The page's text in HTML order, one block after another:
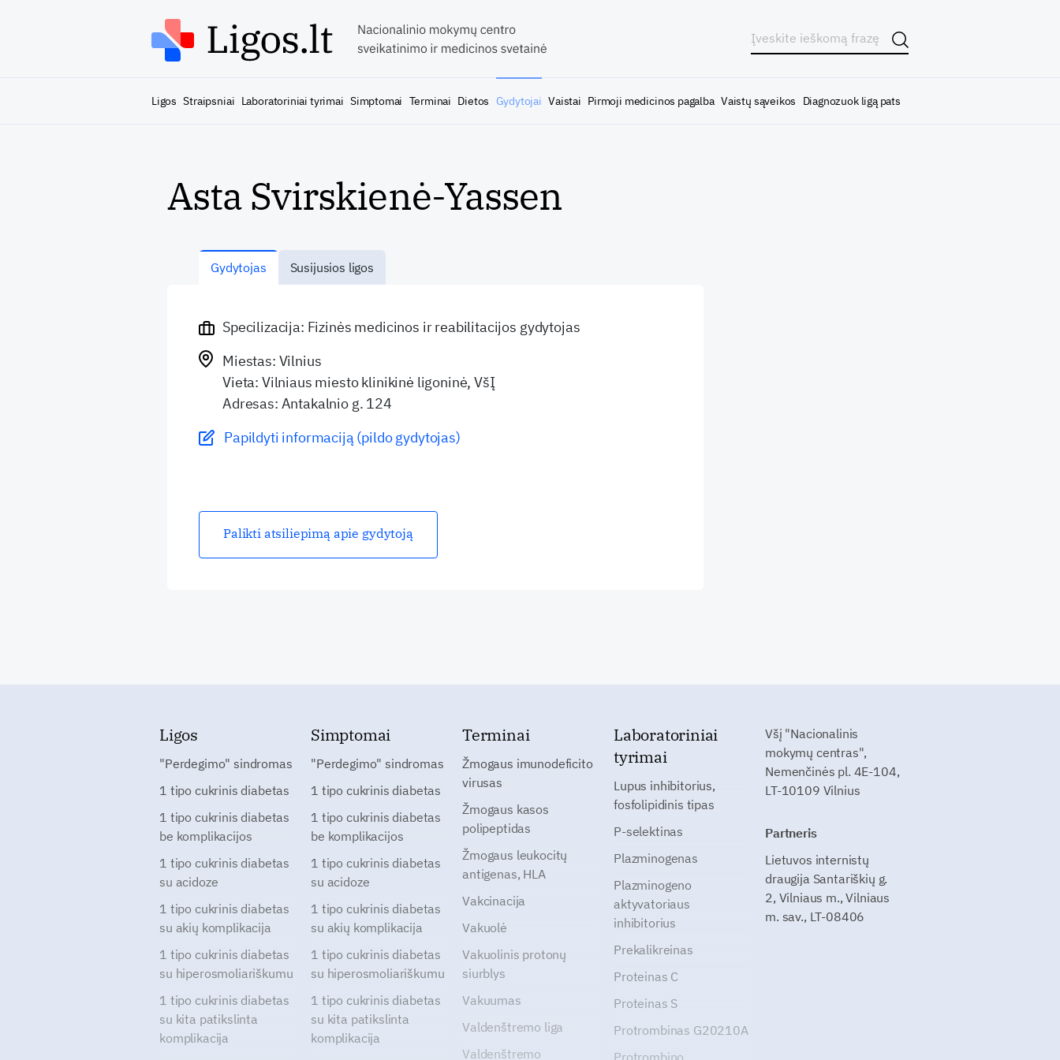
Ligos Straipsniai Laboratoriniai tyrimai Simptomai Terminai Dietos Gydytojai Vaistai Pirmoji medicinos pagalba Vaistų sąveikos Diagnozuok ligą pats
Asta Svirskienė-Yassen
Gydytojas Susijusios ligos
Specilizacija: Fizinės medicinos ir reabilitacijos gydytojas
Miestas: Vilnius
Vieta: Vilniaus miesto klinikinė ligoninė, VšĮ
Adresas: Antakalnio g. 124
Papildyti informaciją (pildo gydytojas)
Palikti atsiliepimą apie gydytoją
Ligos
"Perdegimo" sindromas
1 tipo cukrinis diabetas
1 tipo cukrinis diabetas
be komplikacijos
1 tipo cukrinis diabetas
su acidoze
1 tipo cukrinis diabetas
su akių komplikacija
1 tipo cukrinis diabetas
su hiperosmoliariškumu
1 tipo cukrinis diabetas
su kita patikslinta
komplikacija
Simptomai
"Perdegimo" sindromas
1 tipo cukrinis diabetas
1 tipo cukrinis diabetas
be komplikacijos
1 tipo cukrinis diabetas
su acidoze
1 tipo cukrinis diabetas
su akių komplikacija
1 tipo cukrinis diabetas
su hiperosmoliariškumu
1 tipo cukrinis diabetas
su kita patikslinta
komplikacija
Terminai
Žmogaus imunodeficito
virusas
Žmogaus kasos
polipeptidas
Žmogaus leukocitų
antigenas, HLA
Vakcinacija
Vakuolė
Vakuolinis protonų
siurblys
Vakuumas
Valdenštremo liga
Valdenštremo
Laboratoriniai
tyrimai
Lupus inhibitorius,
fosfolipidinis tipas
P-selektinas
Plazminogenas
Plazminogeno
aktyvatoriaus
inhibitorius
Prekalikreinas
Proteinas C
Proteinas S
Protrombinas G20210A
Protrombino
Všį "Nacionalinis
mokymų centras",
Nemenčinės pl. 4E-104,
LT-10109 Vilnius
Partneris
Lietuvos internistų
draugija Santariškių g.
2, Vilniaus m., Vilniaus
m. sav., LT-08406